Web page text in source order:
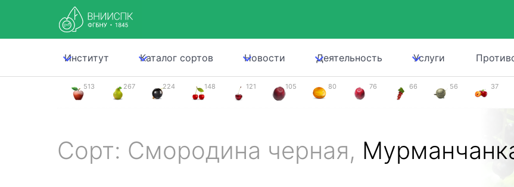
Институт Каталог сортов Новости Деятельность Услуги
513 267 224 148 121 105 80 76 66 56 37
Сорт: Смородина черная,